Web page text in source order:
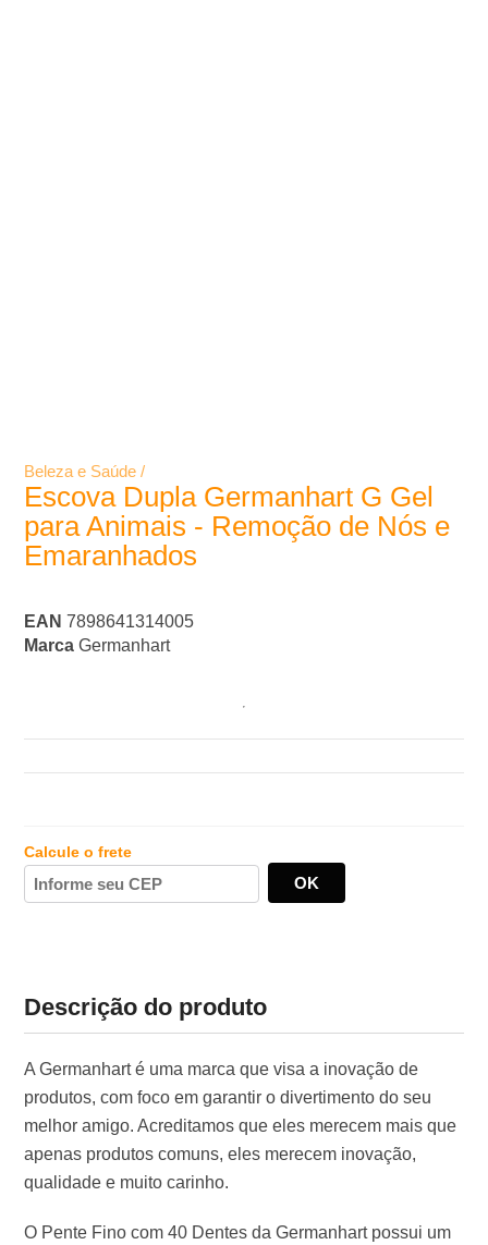
Beleza e Saúde /
Escova Dupla Germanhart G Gel
para Animais - Remoção de Nós e
Emaranhados
EAN 7898641314005
Marca Germanhart
Calcule o frete
Descrição do produto
A Germanhart é uma marca que visa a inovação de
produtos, com foco em garantir o divertimento do seu
melhor amigo. Acreditamos que eles merecem mais que
apenas produtos comuns, eles merecem inovação,
qualidade e muito carinho.
O Pente Fino com 40 Dentes da Germanhart possui um